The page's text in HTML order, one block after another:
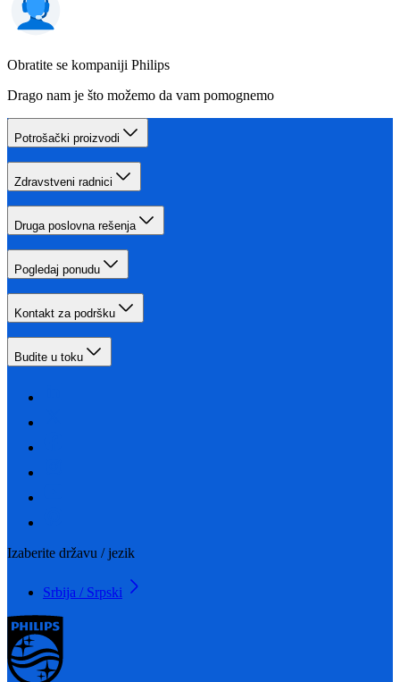
Obratite se kompaniji Philips
Drago nam je što možemo da vam pomognemo
Potrošački proizvodi
Zdravstveni radnici
Druga poslovna rešenja
Pogledaj ponudu
Kontakt za podršku
Budite u toku
Izaberite državu / jezik
Srbija / Srpski